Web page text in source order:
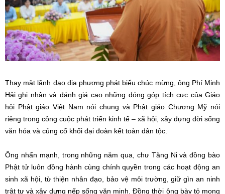
Thay mặt lãnh đạo địa phương phát biểu chúc mừng, ông Phí Minh
Hải ghi nhận và đánh giá cao những đóng góp tích cực của Giáo
hội Phật giáo Việt Nam nói chung và Phật giáo Chương Mỹ nói
riêng trong công cuộc phát triển kinh tế – xã hội, xây dựng đời sống
văn hóa và củng cố khối đại đoàn kết toàn dân tộc.
Ông nhấn mạnh, trong những năm qua, chư Tăng Ni và đồng bào
Phật tử luôn đồng hành cùng chính quyền trong các hoạt động an
sinh xã hội, từ thiện nhân đạo, bảo vệ môi trường, giữ gìn an ninh
trật tự và xây dựng nếp sống văn minh. Đồng thời ông bày tỏ mong